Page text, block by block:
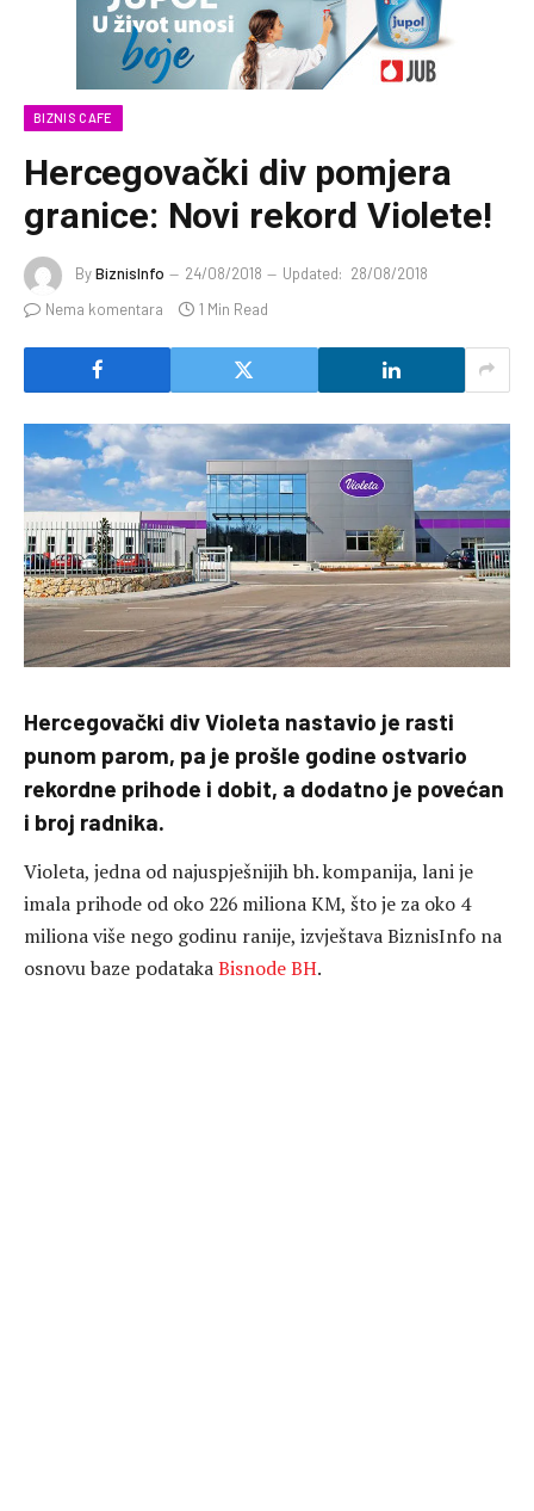
BIZNIS CAFE
Hercegovački div pomjera
granice: Novi rekord Violete!
ByBiznisInfo 24/08/2018 Updated: 28/08/2018
Nema komentara
1 Min Read
Hercegovački div Violeta nastavio je rasti
punom parom, pa je prošle godine ostvario
rekordne prihode i dobit, a dodatno je povećan
i broj radnika.
Violeta, jedna od najuspješnijih bh. kompanija, lani je
imala prihode od oko 226 miliona KM, što je za oko 4
miliona više nego godinu ranije, izvještava BiznisInfo na
osnovu baze podatakaBisnode BH.